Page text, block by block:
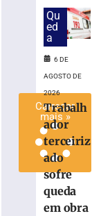
Carregar
mais »
Qu
ed
a
6 DE
AGOSTO DE
2026
Trabalh
ador
terceiriz
ado
sofre
queda
em obra